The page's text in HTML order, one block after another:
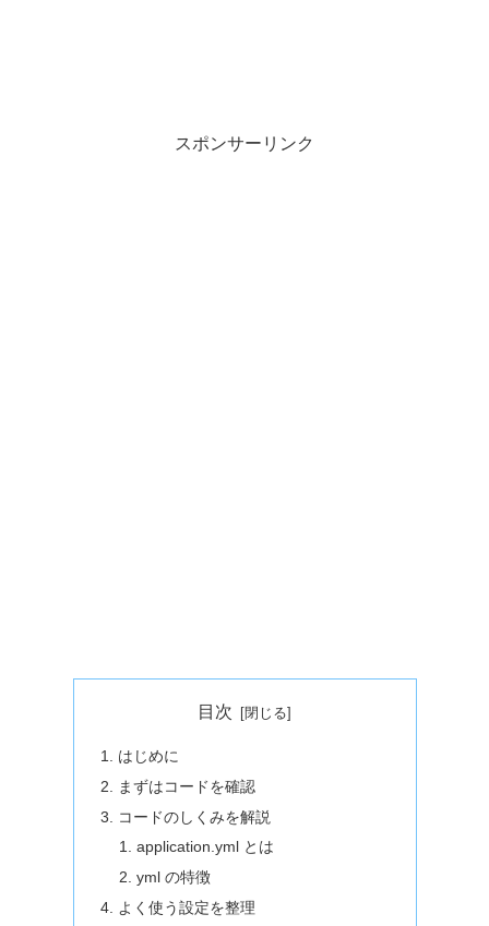
スポンサーリンク
目次
はじめに
まずはコードを確認
コードのしくみを解説
application.yml とは
yml の特徴
よく使う設定を整理